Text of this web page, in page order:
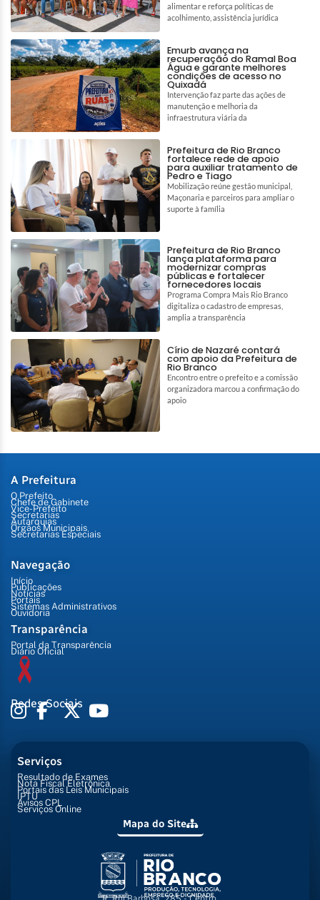
alimentar e reforça políticas de
acolhimento, assistência jurídica
Emurb avança na
recuperação do Ramal Boa
Água e garante melhores
condições de acesso no
Quixadá
Intervenção faz parte das ações de
manutenção e melhoria da
infraestrutura viária da
Prefeitura de Rio Branco
fortalece rede de apoio
para auxiliar tratamento de
Pedro e Tiago
Mobilização reúne gestão municipal,
Maçonaria e parceiros para ampliar o
suporte à família
Prefeitura de Rio Branco
lança plataforma para
modernizar compras
públicas e fortalecer
fornecedores locais
Programa Compra Mais Rio Branco
digitaliza o cadastro de empresas,
amplia a transparência
Círio de Nazaré contará
com apoio da Prefeitura de
Rio Branco
Encontro entre o prefeito e a comissão
organizadora marcou a confirmação do
apoio
A Prefeitura
O Prefeito
Chefe de Gabinete
Vice-Prefeito
Secretarias
Autarquias
Órgãos Municipais
Secretarias Especiais
Navegação
Início
Publicações
Notícias
Portais
Sistemas Administrativos
Ouvidoria
Transparência
Portal da Transparência
Diário Oficial
Redes Sociais
Serviços
Resultado de Exames
Nota Fiscal Eletrônica
Portais das Leis Municipais
IPTU
Avisos CPL
Serviços Online
Mapa do Site